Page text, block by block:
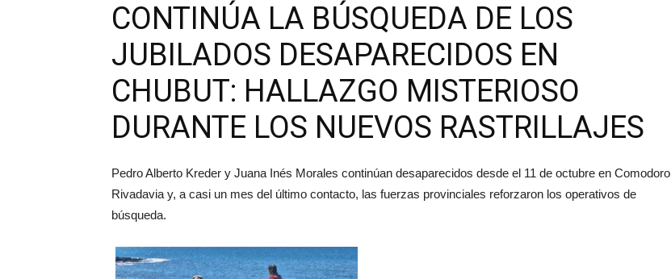
CONTINÚA LA BÚSQUEDA DE LOS
JUBILADOS DESAPARECIDOS EN
CHUBUT: HALLAZGO MISTERIOSO
DURANTE LOS NUEVOS RASTRILLAJES
Pedro Alberto Kreder y Juana Inés Morales continúan desaparecidos desde el 11 de octubre en Comodoro
Rivadavia y, a casi un mes del último contacto, las fuerzas provinciales reforzaron los operativos de
búsqueda.